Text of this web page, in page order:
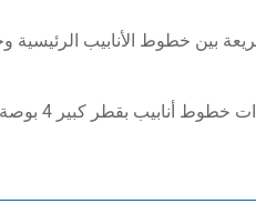
بين خطوط الأنابيب الرئيسية
كبير 4 بوصة بأقطار مختلفة دون لحام.